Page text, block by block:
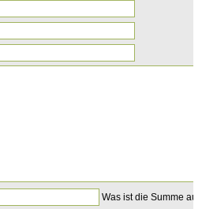
Was ist die Summe aus 8